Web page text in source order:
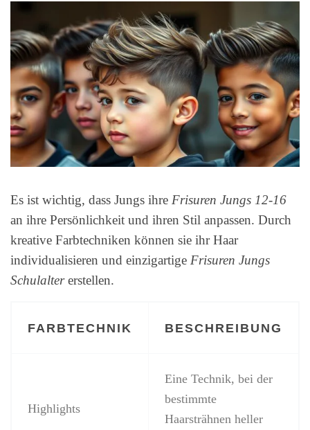
Es ist wichtig, dass Jungs ihre Frisuren Jungs 12-16
an ihre Persönlichkeit und ihren Stil anpassen. Durch
kreative Farbtechniken können sie ihr Haar
individualisieren und einzigartige Frisuren Jungs
Schulaltererstellen.
FARBTECHNIK BESCHREIBUNG
Highlights
Eine Technik, bei der
bestimmte
Haarsträhnen heller